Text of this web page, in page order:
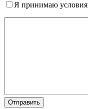
Я принимаю условия